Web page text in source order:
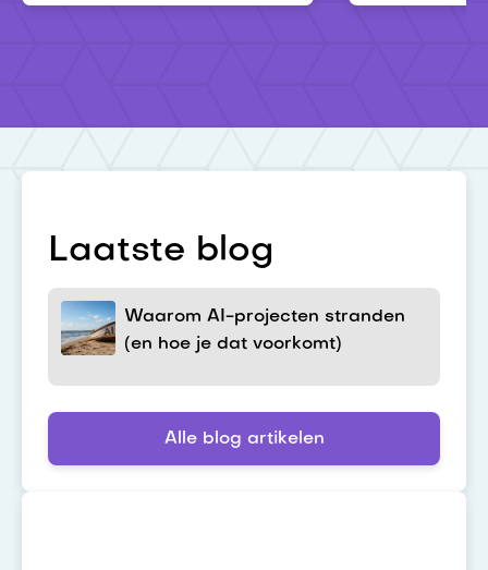
Laatste blog
Waarom AI-projecten stranden
(en hoe je dat voorkomt)
Alle blog artikelen